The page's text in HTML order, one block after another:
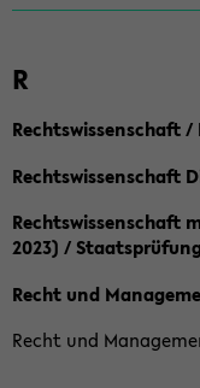
R
Rechtswissenschaft /
Rechtswissenschaft
Rechtswissenschaft
2023) /
Recht und
Recht und